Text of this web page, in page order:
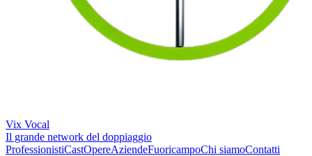
Vix Vocal
Il grande network del doppiaggio
ProfessionistiCastOpereAziendeFuoricampoChi siamoContatti